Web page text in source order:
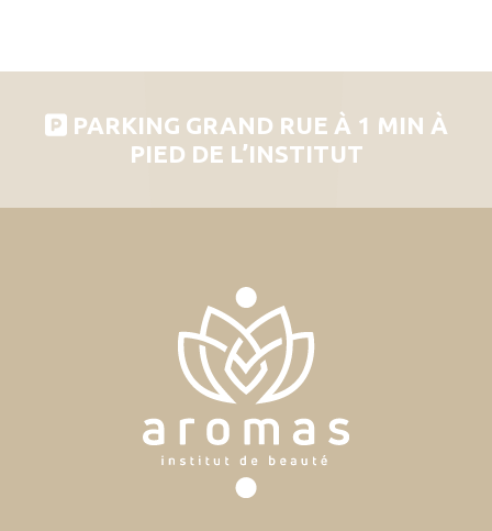
PARKING GRAND RUE À 1 MIN À
PIED DE L’INSTITUT